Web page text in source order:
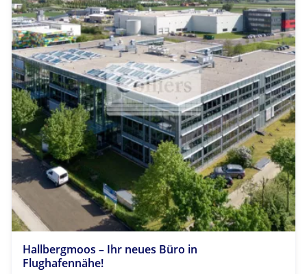
Hallbergmoos – Ihr neues Büro in
Flughafennähe!